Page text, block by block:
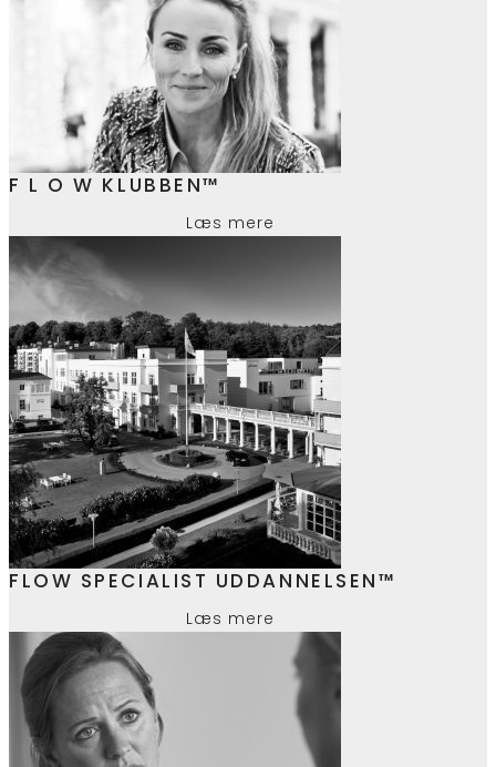
F L O W KLUBBEN™
Læs mere
FLOW SPECIALIST UDDANNELSEN™
Læs mere